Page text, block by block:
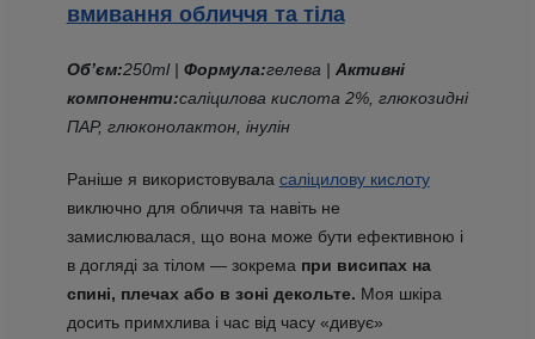
вмивання обличчя та тіла
Об’єм:250ml | Формула:гелева | Активні
компоненти:саліцилова кислота 2%, глюкозидні
ПАР, глюконолактон, інулін
Раніше я використовувала саліцилову кислоту
виключно для обличчя та навіть не
замислювалася, що вона може бути ефективною і
в догляді за тілом — зокрема при висипах на
спині, плечах або в зоні декольте. Моя шкіра
досить примхлива і час від часу «дивує»